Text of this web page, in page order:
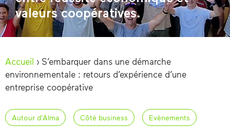
valeurs coopératives.
Accueil › S’embarquer dans une démarche
environnementale : retours d’expérience d’une
entreprise coopérative
Autour d'Alma Côté business Evènements